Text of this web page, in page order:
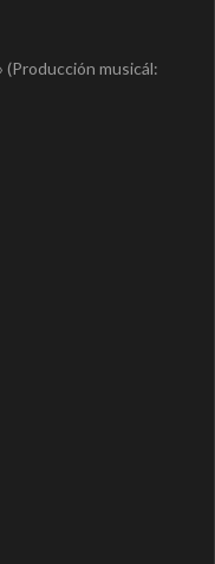
(Producción musicál: